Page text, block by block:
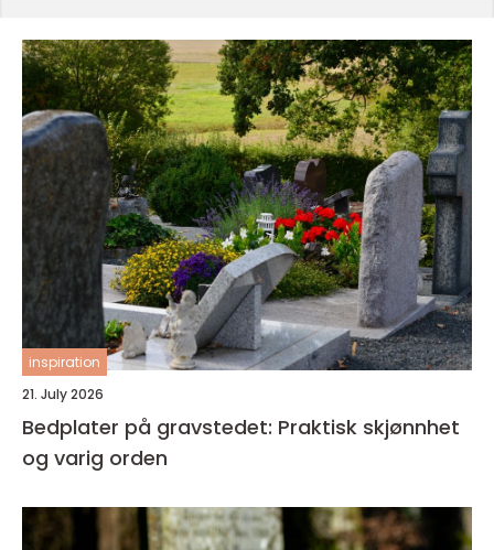
inspiration
21. July 2026
Bedplater på gravstedet: Praktisk skjønnhet
og varig orden